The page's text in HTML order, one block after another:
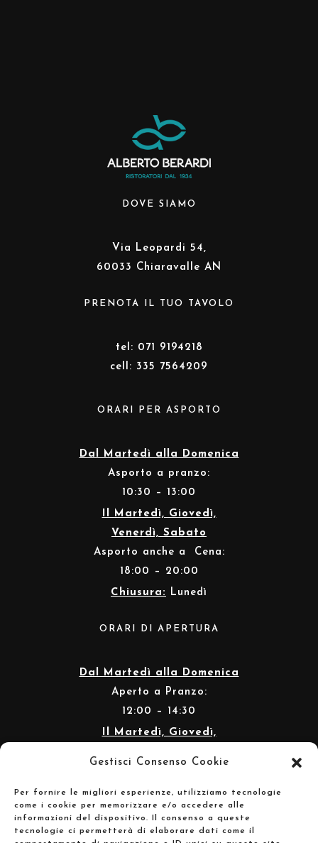
Gestisci Consenso Cookie
Per fornire le migliori esperienze, utilizziamo tecnologie
come i cookie per memorizzare e/o accedere alle
informazioni del dispositivo. Il consenso a queste
tecnologie ci permetterà di elaborare dati come il
DOVE SIAMO
Via Leopardi 54,
60033 Chiaravalle AN
PRENOTA IL TUO TAVOLO
tel: 071 9194218
cell: 335 7564209
ORARI PER ASPORTO
Dal Martedì alla Domenica
Asporto a pranzo:
10:30 – 13:00
Il Martedì, Giovedì,
Venerdì, Sabato
Asporto anche a Cena:
18:00 – 20:00
Chiusura:
Lunedì
ORARI DI APERTURA
Dal Martedì alla Domenica
Aperto a Pranzo:
12:00 – 14:30
Il Martedì, Giovedì,
19:30 – 22:30
Chiusura:Lunedì